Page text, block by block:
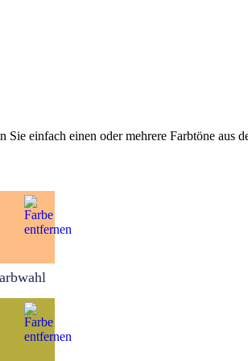
einfach einen oder mehrere Farbtöne aus